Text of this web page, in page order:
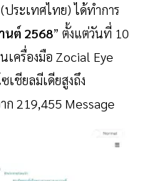
(ประเทศไทย) ได้ทำการ
นต์ 2568” ตั้งแต่วันที่ 10
ครื่องมือ Zocial Eye
เชียลมีเดียสูงถึง
ก 219,455 Message